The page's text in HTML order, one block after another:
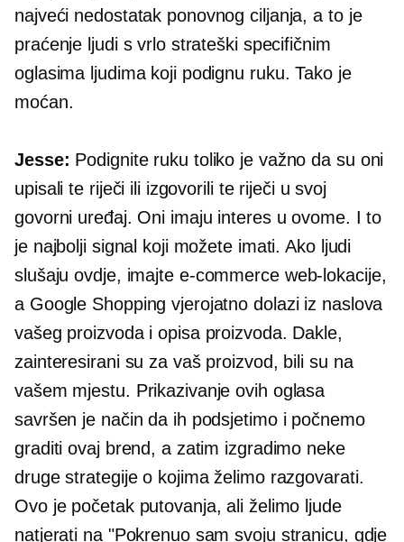
najveći nedostatak ponovnog ciljanja, a to je
praćenje ljudi s vrlo strateški specifičnim
oglasima ljudima koji podignu ruku. Tako je
moćan.
Jesse: Podignite ruku toliko je važno da su oni
upisali te riječi ili izgovorili te riječi u svoj
govorni uređaj. Oni imaju interes u ovome. I to
je najbolji signal koji možete imati. Ako ljudi
slušaju ovdje, imajte e-commerceweb-lokacije,
a Google Shopping vjerojatno dolazi iz naslova
vašeg proizvoda i opisa proizvoda. Dakle,
zainteresirani su za vaš proizvod, bili su na
vašem mjestu. Prikazivanje ovih oglasa
savršen je način da ih podsjetimo i počnemo
graditi ovaj brend, a zatim izgradimo neke
druge strategije o kojima želimo razgovarati.
Ovo je početak putovanja, ali želimo ljude
natjerati na "Pokrenuo sam svoju stranicu, gdje